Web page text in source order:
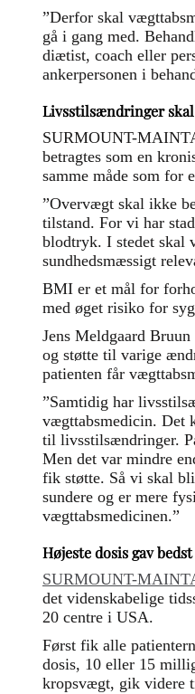
”Derfor skal
gå i gang med.
diætist, coach eller
ankerpersonen i
Livsstilsændringer skal
SURMOUNT-
betragtes som en
samme måde som for
”Overvægt skal ikke
tilstand. For vi har
blodtryk. I stedet skal
sundhedsmæssigt
BMI er et mål for
med øget risiko for
Jens Meldgaard
og støtte til varige
patienten får
”Samtidig har
vægttabsmedicin. Det
til livsstilsændringer.
Men det var mindre
fik støtte. Så vi skal
sundere og er mere
vægttabsmedicinen.”
Højeste dosis gav
SURMOUNT-
det videnskabelige
20 centre i USA.
Først fik alle
dosis, 10 eller 15
kropsvægt, gik videre